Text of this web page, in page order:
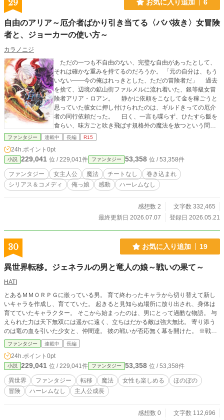
29 お気に入り追加 6
自由のアリア～厄介者ばかり引き当てる〈ババ抜き〉女冒険
者と、ジョーカーの使い方～
カラノニジ
ただの一つも不自由のない、完璧な自由があったとして、
それは確かな重みを持てるのだろうか。 「元の自分は、もう
いない——今の俺はれっきとした、ただの冒険者だ」 過去
を捨て、辺境の鉱山街ファルメルに流れ着いた、銀等級女冒
険者アリア・ロアン。 静かに依頼をこなして金を稼ごうと
思っていた彼女に押し付けられたのは、ギルドきっての厄介
者の同行依頼だった。 曰く、一言も喋らず、ひたすら飯を
食らい、味方ごと吹き飛ばす規格外の魔法を放つという問題
児。 渋々引き受けた鉱山洞窟の調査は、見たことのない変
ら、今度は空から少女が降ってきて…。神業弓使いキザ男に
呪われ体質の女に……。 気がつくと周りには、どこか欠け、
ズレた厄介者ばかり。 自由を求めていたはずが、次々と新
たな不自由に縛られていく。 せめて、今日よりもちょっとだ
けマシな明日のために。 だれか、彼女に胃薬をあげてくださ
るときはキッチリ決めてくれる…ハズ！ 感情のシートベルト
を用意して読んでください。 ストレスフルでハートフルなハ
完結済み（約40万字）。 現在、第二部（十一章～）相当部分
ファンタジー 連載中 長編 R15
24h.ポイント 0pt
小説 229,041 位 / 229,041件 ファンタジー 53,358 位 / 53,358件
ファンタジー 女主人公 魔法 チートなし
巻き込まれ
シリアス＆コメディ
俺っ娘 感動 ハーレムなし
感想数 2
文字数 332,465
最終更新日 2026.07.07
登録日 2026.05.21
30 お気に入り追加 19
異世界転移。ジェネラルの男と竜人の娘～戦いの果て～
HATI
とあるＭＭＯＲＰＧに嵌っている男。 育て終わったキャラから切り替えて新し
いキャラを作成し、育てていた。 起きると見知らぬ場所に放り出され、身体は
育てていたキャラクター。 そこから始まったのは、男にとって過酷な物語。 与
えられた力は天下無双には遥かに遠く、立ちはだかる敵は強大無比。 寄り添う
のは竜の血を引いた少女と、仲間達。 彼の戦いが否応無く幕を開けた。 ※戦闘
等でやや過激と思われる表現があるため御注意下さい。
ファンタジー 連載中 長編
24h.ポイント 0pt
小説 229,041 位 / 229,041件 ファンタジー 53,358 位 / 53,358件
異世界 ファンタジー 転移 魔法 女性も楽しめる
ほのぼの
冒険
ハーレムなし 主人公成長
感想数 0
文字数 112,696